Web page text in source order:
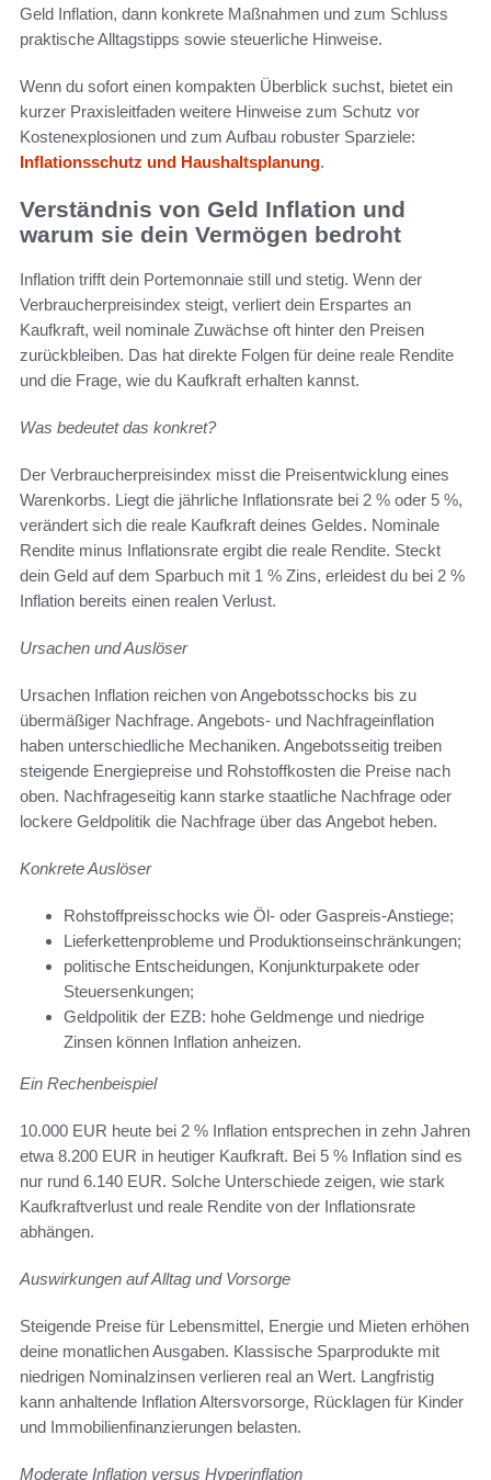
Geld Inflation, dann konkrete Maßnahmen und zum Schluss
praktische Alltagstipps sowie steuerliche Hinweise.
Wenn du sofort einen kompakten Überblick suchst, bietet ein
kurzer Praxisleitfaden weitere Hinweise zum Schutz vor
Kostenexplosionen und zum Aufbau robuster Sparziele:
Inflationsschutz und Haushaltsplanung.
Verständnis von Geld Inflation und
warum sie dein Vermögen bedroht
Inflation trifft dein Portemonnaie still und stetig. Wenn der
Verbraucherpreisindex steigt, verliert dein Erspartes an
Kaufkraft, weil nominale Zuwächse oft hinter den Preisen
zurückbleiben. Das hat direkte Folgen für deine reale Rendite
und die Frage, wie du Kaufkraft erhalten kannst.
Was bedeutet das konkret?
Der Verbraucherpreisindex misst die Preisentwicklung eines
Warenkorbs. Liegt die jährliche Inflationsrate bei 2 % oder 5 %,
verändert sich die reale Kaufkraft deines Geldes. Nominale
Rendite minus Inflationsrate ergibt die reale Rendite. Steckt
dein Geld auf dem Sparbuch mit 1 % Zins, erleidest du bei 2 %
Inflation bereits einen realen Verlust.
Ursachen und Auslöser
Ursachen Inflation reichen von Angebotsschocks bis zu
übermäßiger Nachfrage. Angebots- und Nachfrageinflation
haben unterschiedliche Mechaniken. Angebotsseitig treiben
steigende Energiepreise und Rohstoffkosten die Preise nach
oben. Nachfrageseitig kann starke staatliche Nachfrage oder
lockere Geldpolitik die Nachfrage über das Angebot heben.
Konkrete Auslöser
Rohstoffpreisschocks wie Öl- oder Gaspreis-Anstiege;
Lieferkettenprobleme und Produktionseinschränkungen;
politische Entscheidungen, Konjunkturpakete oder
Steuersenkungen;
Geldpolitik der EZB: hohe Geldmenge und niedrige
Zinsen können Inflation anheizen.
Ein Rechenbeispiel
10.000 EUR heute bei 2 % Inflation entsprechen in zehn Jahren
etwa 8.200 EUR in heutiger Kaufkraft. Bei 5 % Inflation sind es
nur rund 6.140 EUR. Solche Unterschiede zeigen, wie stark
Kaufkraftverlust und reale Rendite von der Inflationsrate
abhängen.
Auswirkungen auf Alltag und Vorsorge
Steigende Preise für Lebensmittel, Energie und Mieten erhöhen
deine monatlichen Ausgaben. Klassische Sparprodukte mit
niedrigen Nominalzinsen verlieren real an Wert. Langfristig
kann anhaltende Inflation Altersvorsorge, Rücklagen für Kinder
und Immobilienfinanzierungen belasten.
Moderate Inflation versus Hyperinflation